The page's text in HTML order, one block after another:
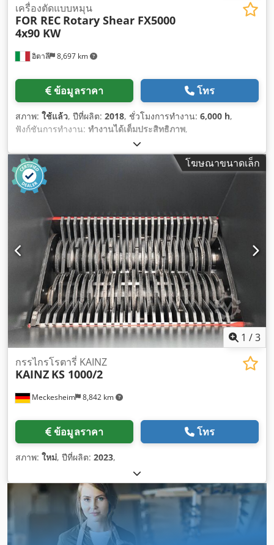
อิตาลี 8,697 km
เครื่องตัดแบบหมุน
FOR REC Rotary Shear FX5000
4x90 KW
ข้อมูลราคา โทร
สภาพ: ใช้แล้ว, ปีที่ผลิต: 2018, ชั่วโมงการทำงาน: 6,000 h,
ฟังก์ชันการทำงาน: ทำงานได้เต็มประสิทธิภาพ,
โฆษณาขนาดเล็ก
1 /3
Meckesheim 8,842 km
กรรไกรโรตารี่ KAINZ
KAINZ KS 1000/2
ข้อมูลราคา โทร
สภาพ: ใหม่, ปีที่ผลิต: 2023,